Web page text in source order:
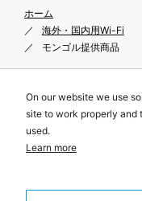
ホーム
海外・国内用Wi-Fi
モンゴル提供商品
プライバシーポリシー
サイトポリシー
特定商取引に関する表示
© Telecom
On our website we use
site to work properly and
used.
Learn more